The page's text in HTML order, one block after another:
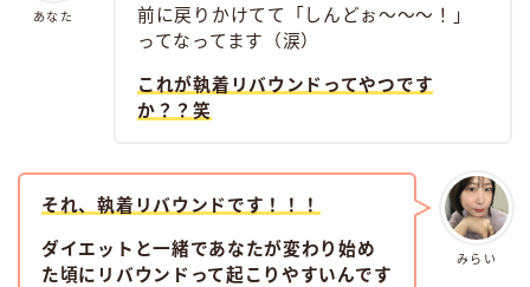
あなた
前に戻りかけてて「しんどぉ〜〜〜！」
ってなってます（涙）
これが執着リバウンド ってやつです
か？？笑
みらい
それ、執着リバウンドです！！！
ダイエットと一緒であなたが変わり始め
た頃にリバウンドって起こりやすいんです